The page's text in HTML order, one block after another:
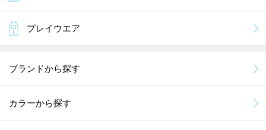
プレイウエア
ブランドから探す
カラーから探す